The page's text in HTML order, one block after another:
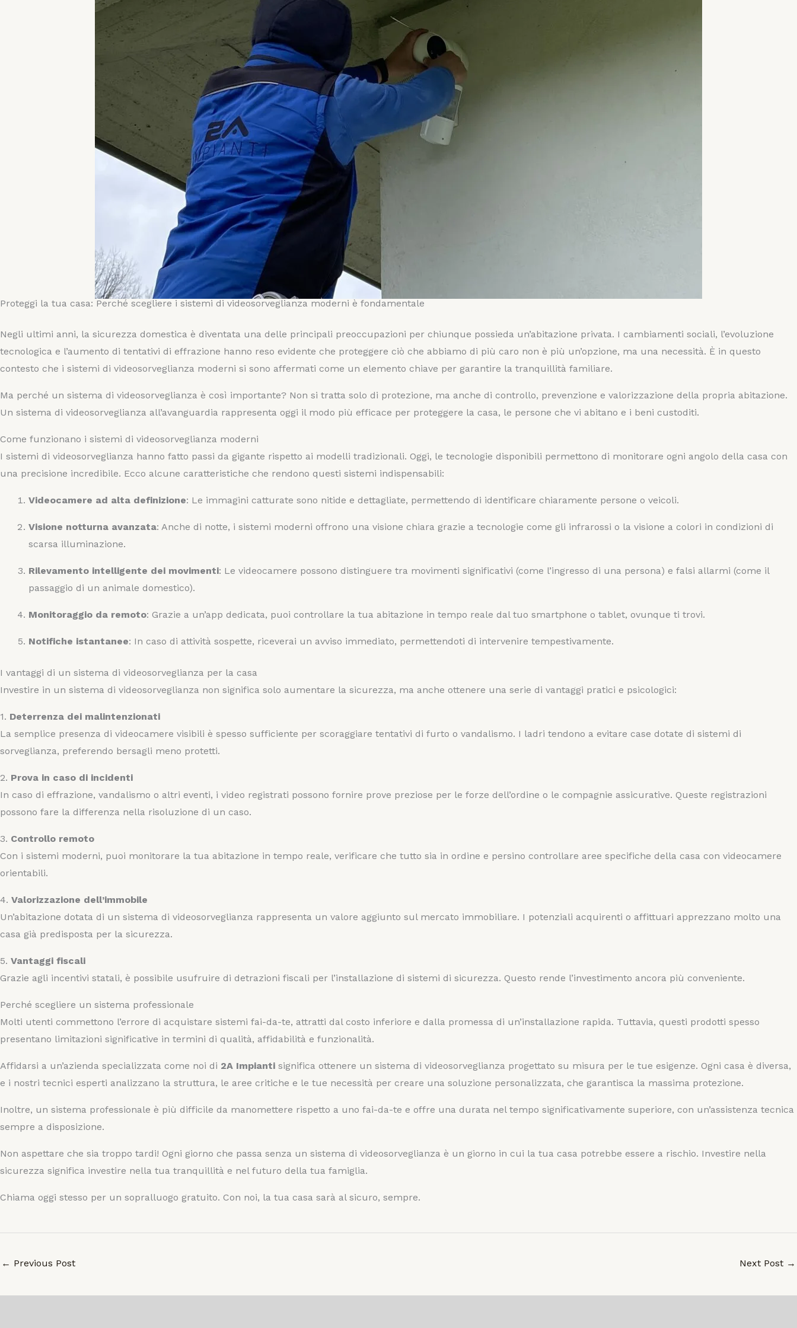
Proteggi la tua casa: Perché scegliere i sistemi di videosorveglianza moderni è fondamentale
Negli ultimi anni, la sicurezza domestica è diventata una delle principali preoccupazioni per chiunque possieda un’abitazione privata. I cambiamenti sociali, l’evoluzione
tecnologica e l’aumento di tentativi di effrazione hanno reso evidente che proteggere ciò che abbiamo di più caro non è più un’opzione, ma una necessità. È in questo
contesto che i sistemi di videosorveglianza moderni si sono affermati come un elemento chiave per garantire la tranquillità familiare.
Ma perché un sistema di videosorveglianza è così importante? Non si tratta solo di protezione, ma anche di controllo, prevenzione e valorizzazione della propria abitazione.
Un sistema di videosorveglianza all’avanguardia rappresenta oggi il modo più efficace per proteggere la casa, le persone che vi abitano e i beni custoditi.
Come funzionano i sistemi di videosorveglianza moderni
I sistemi di videosorveglianza hanno fatto passi da gigante rispetto ai modelli tradizionali. Oggi, le tecnologie disponibili permettono di monitorare ogni angolo della casa con
una precisione incredibile. Ecco alcune caratteristiche che rendono questi sistemi indispensabili:
Videocamere ad alta definizione: Le immagini catturate sono nitide e dettagliate, permettendo di identificare chiaramente persone o veicoli.
Visione notturna avanzata: Anche di notte, i sistemi moderni offrono una visione chiara grazie a tecnologie come gli infrarossi o la visione a colori in condizioni di
scarsa illuminazione.
Rilevamento intelligente dei movimenti: Le videocamere possono distinguere tra movimenti significativi (come l’ingresso di una persona) e falsi allarmi (come il
passaggio di un animale domestico).
Monitoraggio da remoto: Grazie a un’app dedicata, puoi controllare la tua abitazione in tempo reale dal tuo smartphone o tablet, ovunque ti trovi.
Notifiche istantanee: In caso di attività sospette, riceverai un avviso immediato, permettendoti di intervenire tempestivamente.
I vantaggi di un sistema di videosorveglianza per la casa
Investire in un sistema di videosorveglianza non significa solo aumentare la sicurezza, ma anche ottenere una serie di vantaggi pratici e psicologici:
1. Deterrenza dei malintenzionati
La semplice presenza di videocamere visibili è spesso sufficiente per scoraggiare tentativi di furto o vandalismo. I ladri tendono a evitare case dotate di sistemi di
sorveglianza, preferendo bersagli meno protetti.
2. Prova in caso di incidenti
In caso di effrazione, vandalismo o altri eventi, i video registrati possono fornire prove preziose per le forze dell’ordine o le compagnie assicurative. Queste registrazioni
possono fare la differenza nella risoluzione di un caso.
3. Controllo remoto
Con i sistemi moderni, puoi monitorare la tua abitazione in tempo reale, verificare che tutto sia in ordine e persino controllare aree specifiche della casa con videocamere
orientabili.
4. Valorizzazione dell’immobile
Un’abitazione dotata di un sistema di videosorveglianza rappresenta un valore aggiunto sul mercato immobiliare. I potenziali acquirenti o affittuari apprezzano molto una
casa già predisposta per la sicurezza.
5. Vantaggi fiscali
Grazie agli incentivi statali, è possibile usufruire di detrazioni fiscali per l’installazione di sistemi di sicurezza. Questo rende l’investimento ancora più conveniente.
Perché scegliere un sistema professionale
Molti utenti commettono l’errore di acquistare sistemi fai-da-te, attratti dal costo inferiore e dalla promessa di un’installazione rapida. Tuttavia, questi prodotti spesso
presentano limitazioni significative in termini di qualità, affidabilità e funzionalità.
Affidarsi a un’azienda specializzata come noi di 2A Impianti significa ottenere un sistema di videosorveglianza progettato su misura per le tue esigenze. Ogni casa è diversa,
e i nostri tecnici esperti analizzano la struttura, le aree critiche e le tue necessità per creare una soluzione personalizzata, che garantisca la massima protezione.
Inoltre, un sistema professionale è più difficile da manomettere rispetto a uno fai-da-te e offre una durata nel tempo significativamente superiore, con un’assistenza tecnica
sempre a disposizione.
Non aspettare che sia troppo tardi! Ogni giorno che passa senza un sistema di videosorveglianza è un giorno in cui la tua casa potrebbe essere a rischio. Investire nella
sicurezza significa investire nella tua tranquillità e nel futuro della tua famiglia.
Chiama oggi stesso per un sopralluogo gratuito. Con noi, la tua casa sarà al sicuro, sempre.
← Previous Post Next Post →